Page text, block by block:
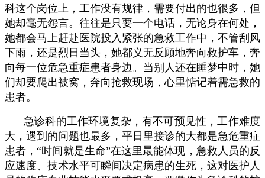
科这个岗位上，工作没有规律，需要付出的也很多，但
她却毫无怨言。往往是只要一个电话，无论身在何处，
她都会马上赶赴医院投入紧张的急救工作中，不管刮风
下雨，还是烈日当头，她都义无反顾地奔向救护车，奔
向每一位危急重症患者身边。当别人还在睡梦中时，她
们却要爬出被窝，奔向抢救现场，心里惦记着需急救的
患者。
急诊科的工作环境复杂，有不可预见性，工作难度
大，遇到的问题也最多，平日里接诊的大都是急危重症
患者，“时间就是生命”在这里最能体现，急救人员的反
应速度、技术水平可瞬间决定病患的生死，这对医护人